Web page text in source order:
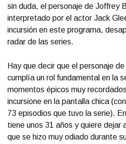
sin duda, el personaje de Joffrey
interpretado por el actor Jack
incursión en este programa,
radar de las series.
Hay que decir que el personaje
cumplía un rol fundamental en la
momentos épicos muy
incursione en la pantalla chica
73 episodios que tuvo la serie).
tiene unos 31 años y quiere dejar
que se hizo muy odiado durante